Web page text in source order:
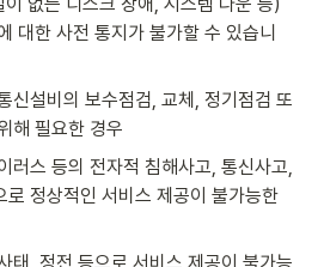
대한 사전 통지가 불가할 수 있습니
신설비의 보수점검, 교체, 정기점검 또
해 필요한 경우
러스 등의 전자적 침해사고, 통신사고,
로 정상적인 서비스 제공이 불가능한